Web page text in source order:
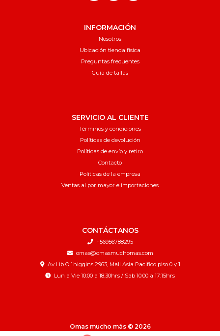
INFORMACIÓN
Nosotros
Ubicación tienda física
Preguntas frecuentes
Guía de tallas
SERVICIO AL CLIENTE
Términos y condiciones
Políticas de devolución
Políticas de envío y retiro
Contacto
Políticas de la empresa
Ventas al por mayor e importaciones
CONTÁCTANOS
+56956788295
omas@omasmuchomas.com
Av Lib O´higgins 2963, Mall Asia Pacifico piso 0 y 1
Lun a Vie 10:00 a 18:30hrs / Sab 10:00 a 17:15hrs
Omas mucho más © 2026